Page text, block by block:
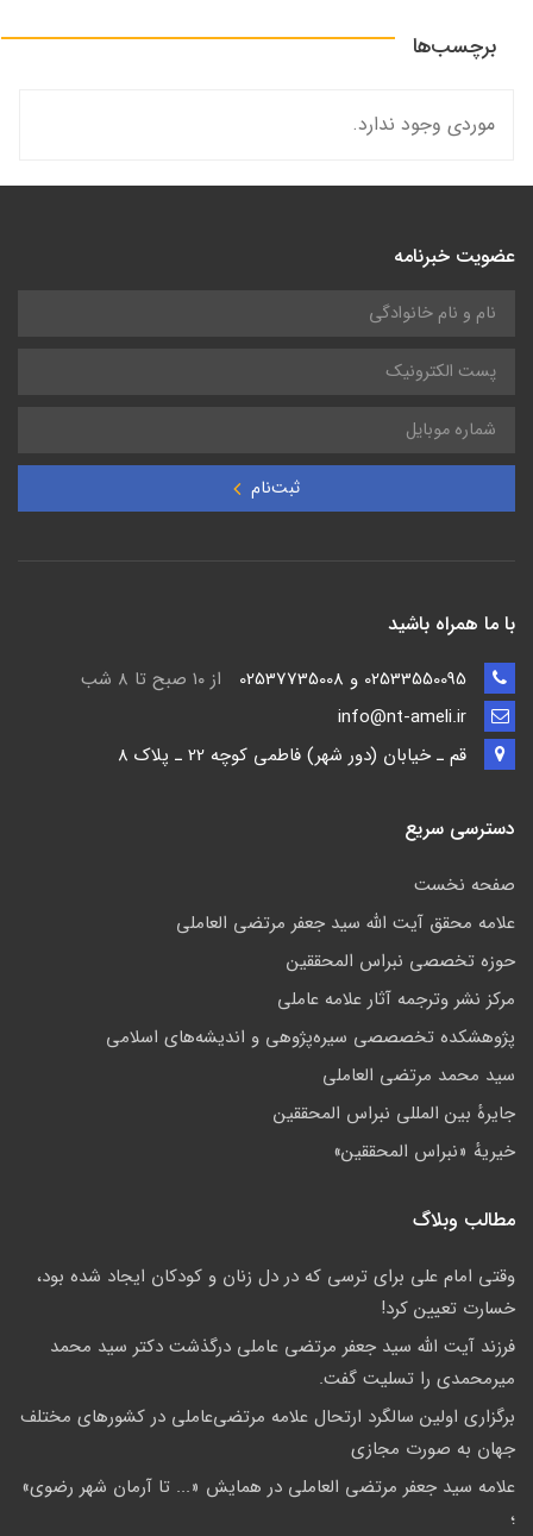
برچسب‌ها
موردی وجود ندارد.
عضویت خبرنامه
ثبت‌نام
با ما همراه باشید
از ۱۰ صبح تا ۸ شب
قم ـ خيابان (دور شهر) فاطمي كوچه 22 ـ پلاک 8
دسترسی سریع
صفحه نخست
علامه محقق آیت الله سید جعفر مرتضی العاملی
حوزه تخصصی نبراس المحققین
مركز نشر وترجمه آثار علامه عاملی
پژوهشكده تخصصصى سیره‌پژوهی و اندیشه‌های اسلامی
سید محمد مرتضی العاملی
جايرهٔ بین المللی نبراس المحققین
خيريهٔ «نبراس المحققين»
مطالب وبلاگ
وقتی امام علی برای ترسی که در دل زنان و کودکان ایجاد شده بود،
خسارت تعیین کرد!
فرزند آیت الله سید جعفر مرتضی عاملی درگذشت دکتر سید محمد
میرمحمدی را تسلیت گفت.
برگزاری اولین سالگرد ارتحال علامه مرتضی‌عاملی در کشورهای مختلف
جهان به صورت مجازی
علامه سيد جعفر مرتضي العاملي در همايش «... تا آرمان شهر رضوي»
؛